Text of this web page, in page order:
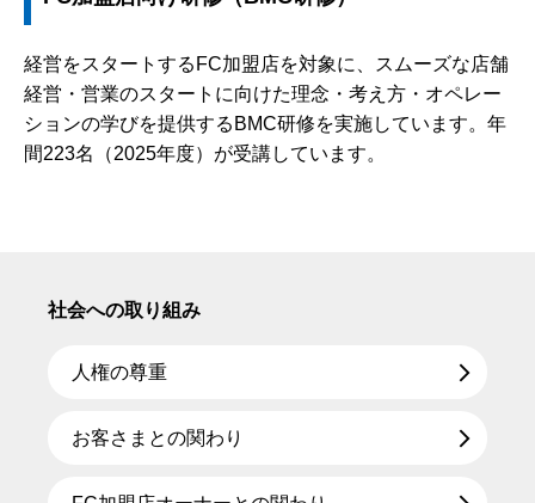
経営をスタートするFC加盟店を対象に、スムーズな店舗
経営・営業のスタートに向けた理念・考え方・オペレー
ションの学びを提供するBMC研修を実施しています。年
間223名（2025年度）が受講しています。
社会への取り組み
人権の尊重
お客さまとの関わり